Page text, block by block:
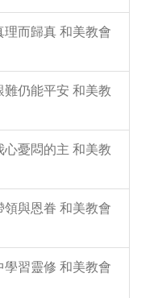
而歸真 和美教會
仍能平安 和美教
憂悶的主 和美教
與恩眷 和美教會
習靈修 和美教會